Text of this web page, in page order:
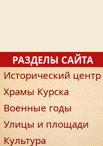
РАЗДЕЛЫ САЙТА
Исторический центр
Храмы Курска
Военные годы
Улицы и площади
Культура